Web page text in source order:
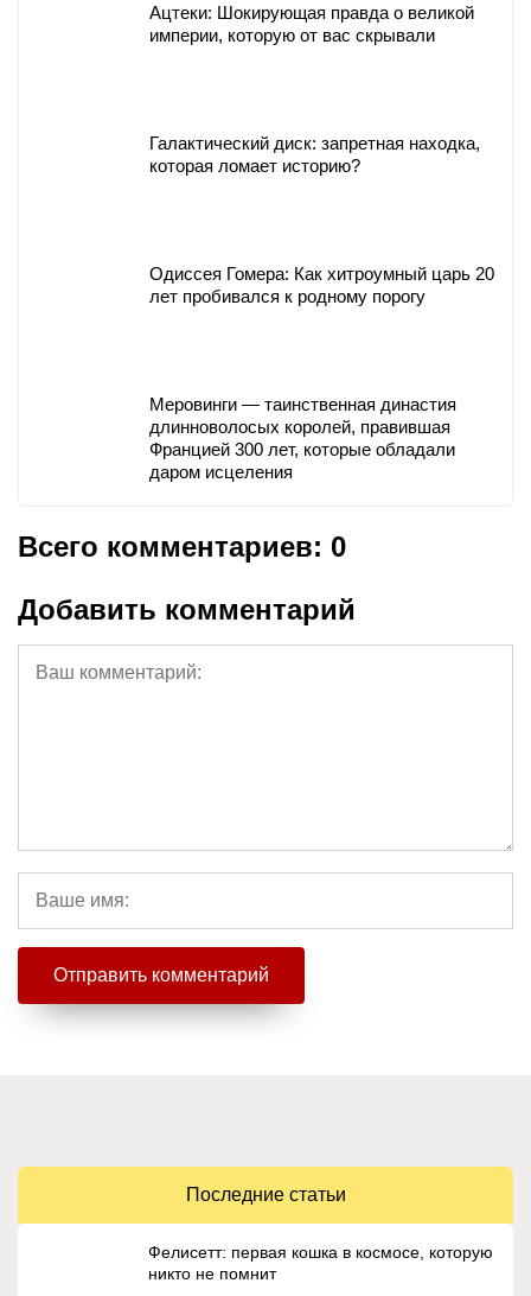
Ацтеки: Шокирующая правда о великой
империи, которую от вас скрывали
Галактический диск: запретная находка,
которая ломает историю?
Одиссея Гомера: Как хитроумный царь 20
лет пробивался к родному порогу
Меровинги — таинственная династия
длинноволосых королей, правившая
Францией 300 лет, которые обладали
даром исцеления
Всего комментариев: 0
Добавить комментарий
Последние статьи
Фелисетт: первая кошка в космосе, которую
никто не помнит